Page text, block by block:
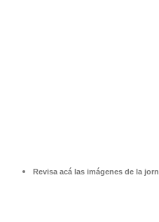
Revisa acá las imágenes de la